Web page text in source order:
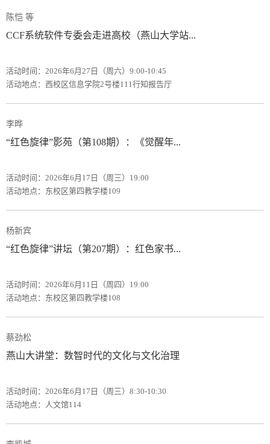
陈恺 等
CCF系统软件专委会走进高校（燕山大学站...
活动时间：2026年6月27日（周六）9:00-10:45
活动地点：西校区信息学院2号楼111行知报告厅
李晔
“红色旋律”影苑（第108期）：《觉醒年...
活动时间：2026年6月17日（周三）19:00
活动地点：东校区第四教学楼109
杨新宾
“红色旋律”讲坛（第207期）：红色家书...
活动时间：2026年6月11日（周四）19:00
活动地点：东校区第四教学楼108
蔡劲松
燕山大讲堂：数智时代的文化与文化治理
活动时间：2026年6月17日（周三）8:30-10:30
活动地点：人文馆114